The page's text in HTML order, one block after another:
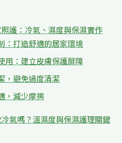
護：冷氣、濕度與保濕實作
：打造舒適的居家環境
用：建立皮膚保護屏障
，避免過度清潔
，減少摩擦
氣嗎？溫濕度與保濕護理關鍵